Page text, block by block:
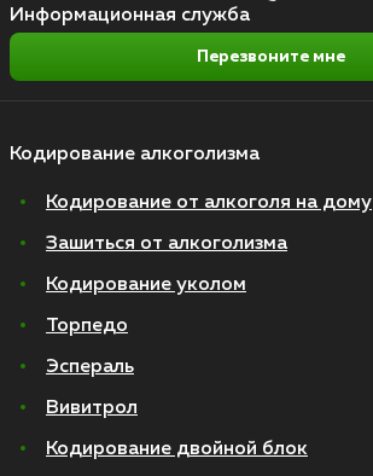
Кодирование алкоголизма
Кодирование от алкоголя на дому
Зашиться от алкоголизма
Кодирование уколом
Торпедо
Эспераль
Вивитрол
Кодирование двойной блок
Информационная служба
Перезвоните мне